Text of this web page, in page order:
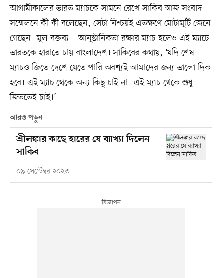
আগামীকালের ভারত ম্যাচকে সামনে রেখে সাকিব আজ সংবাদ
সম্মেলনে কী কী বলেছেন, সেটা নিশ্চয়ই এতক্ষণে মোটামুটি জেনে
গেছেন। মূল বক্তব্য—আনুষ্ঠানিকতা রক্ষার ম্যাচ হলেও এই ম্যাচে
ভারতকে হারাতে চায় বাংলাদেশ। সাকিবের কথায়, ‘যদি শেষ
ম্যাচও জিতে দেশে যেতে পারি অবশ্যই আমাদের জন্য ভালো দিক
হবে। এই ম্যাচ থেকে অন্য কিছু চাই না। এই ম্যাচ থেকে শুধু
জিততেই চাই।’
আরও পড়ুন
শ্রীলঙ্কার কাছে হারের যে ব্যাখ্যা দিলেন
সাকিব
০৯ সেপ্টেম্বর ২০২৩